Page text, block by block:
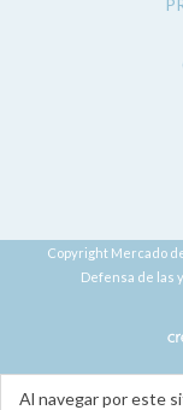
Al navegar por este
Copyright Mercado
Defensa de las